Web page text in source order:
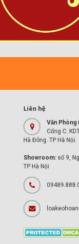
Liên hệ
Văn Phòng
Cổng C.
Hà Đông. TP Hà Nội.
Showroom: số 9,
TP Hà Nội